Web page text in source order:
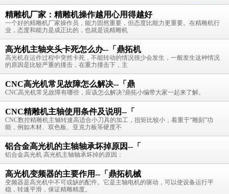
精雕机厂家：精雕机操作越用心用得越好
一个好的精雕机厂家操作员，能力固然重要，但态度比能力更重要。在精雕机行
业，态度和能力是成正比的，也就是说精雕机
高光机主轴夹头卡死怎么办--「鼎拓机
高光机在运作过程中突然卡死，不能转动的情况很少会发生，一般发生这种情况
的原因是比较严重的撞击，在重力撞击下，主
CNC高光机常见故障怎么解决--「鼎
CNC高光机常见故障有哪些，应该怎么解决?鼎拓小编带大家一起来了解。
CNC精雕机主轴使用条件及说明--「
CNC数控精雕机主轴转速高适合小刀具的加工，扭矩比较小，着重于“雕刻”功
能，例如木材、双色板、亚克力板等硬度不
铝合金高光机的主轴轴承坏掉原因--「
铝合金高光机 高光机主轴轴承坏掉的原因：
高光机变频器的主要作用--「鼎拓机械
变频器是高光机中不可或缺的配件。它是主轴电机的驱动，可以使设备运行平
稳，转速平滑，保证精雕精度。